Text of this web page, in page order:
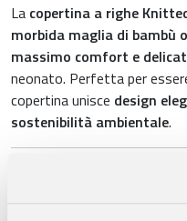
La copertina a righe
morbida maglia di bambù
massimo comfort e
neonato. Perfetta per
copertina unisce design
sostenibilità ambientale.